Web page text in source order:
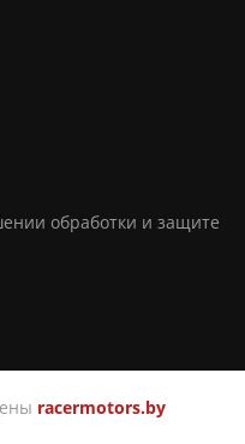
обработки и защите
racermotors.by